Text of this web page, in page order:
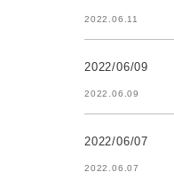
2022.06.11
2022/06/09
2022.06.09
2022/06/07
2022.06.07